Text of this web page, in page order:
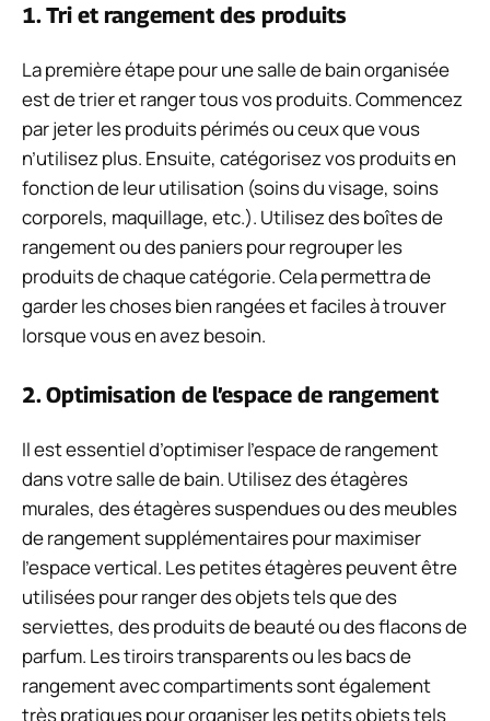
1. Tri et rangement des produits
La première étape pour une salle de bain organisée
est de trier et ranger tous vos produits. Commencez
par jeter les produits périmés ou ceux que vous
n’utilisez plus. Ensuite, catégorisez vos produits en
fonction de leur utilisation (soins du visage, soins
corporels, maquillage, etc.). Utilisez des boîtes de
rangement ou des paniers pour regrouper les
produits de chaque catégorie. Cela permettra de
garder les choses bien rangées et faciles à trouver
lorsque vous en avez besoin.
2. Optimisation de l’espace de rangement
Il est essentiel d’optimiser l’espace de rangement
dans votre salle de bain. Utilisez des étagères
murales, des étagères suspendues ou des meubles
de rangement supplémentaires pour maximiser
l’espace vertical. Les petites étagères peuvent être
utilisées pour ranger des objets tels que des
serviettes, des produits de beauté ou des flacons de
parfum. Les tiroirs transparents ou les bacs de
rangement avec compartiments sont également
très pratiques pour organiser les petits objets tels